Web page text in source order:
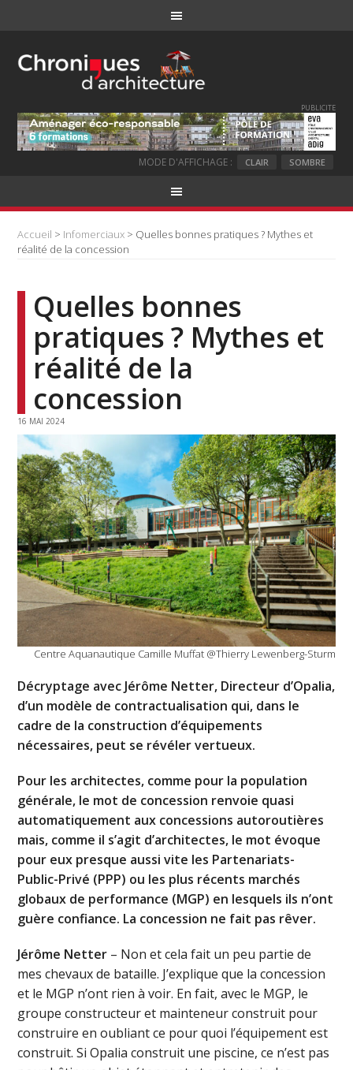
PUBLICITE
MODE D'AFFICHAGE : CLAIR SOMBRE
Accueil > Infomerciaux > Quelles bonnes pratiques ? Mythes et
réalité de la concession
Quelles bonnes
pratiques ? Mythes et
réalité de la
concession
16 MAI 2024
Centre Aquanautique Camille Muffat @Thierry Lewenberg-Sturm
Décryptage avec Jérôme Netter, Directeur d’Opalia,
d’un modèle de contractualisation qui, dans le
cadre de la construction d’équipements
nécessaires, peut se révéler vertueux.
Pour les architectes, comme pour la population
générale, le mot de concession renvoie quasi
automatiquement aux concessions autoroutières
mais, comme il s’agit d’architectes, le mot évoque
pour eux presque aussi vite les Partenariats-
Public-Privé (PPP) ou les plus récents marchés
globaux de performance (MGP) en lesquels ils n’ont
guère confiance. La concession ne fait pas rêver.
Jérôme Netter – Non et cela fait un peu partie de
mes chevaux de bataille. J’explique que la concession
et le MGP n’ont rien à voir. En fait, avec le MGP, le
groupe constructeur et mainteneur construit pour
construire en oubliant ce pour quoi l’équipement est
construit. Si Opalia construit une piscine, ce n’est pas